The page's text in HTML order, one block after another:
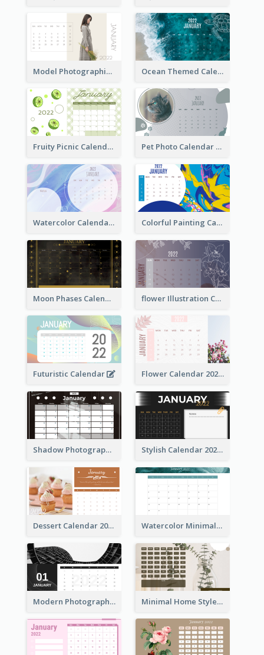
Model Photographic Calendar Ocean Themed Calendar
Fruity Picnic Calendar Pet Photo Calendar
Watercolor Calendar With Notes Colorful Painting Calendar
Moon Phases Calendar flower Illustration Calendar 2022
Futuristic Calendar Flower Calendar 2022
Shadow Photography Calendar 2022 Stylish Calendar 2022
Dessert Calendar 2022 Watercolor Minimalist Calendar
Modern Photography Calendar 2022 Minimal Home Style Calendar